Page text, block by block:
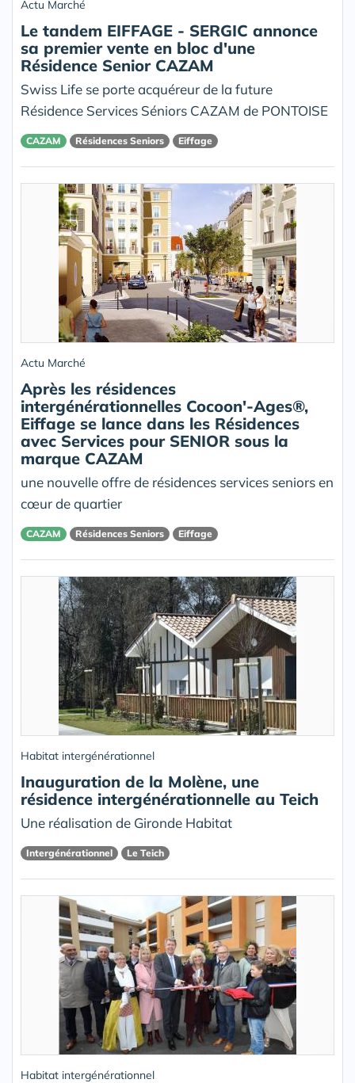
Actu Marché
Le tandem EIFFAGE - SERGIC annonce
sa premier vente en bloc d'une
Résidence Senior CAZAM
Swiss Life se porte acquéreur de la future
Résidence Services Séniors CAZAM de PONTOISE
CAZAM Résidences Seniors Eiffage
Actu Marché
Après les résidences
intergénérationnelles Cocoon'-Ages®,
Eiffage se lance dans les Résidences
avec Services pour SENIOR sous la
marque CAZAM
une nouvelle offre de résidences services seniors en
cœur de quartier
CAZAM Résidences Seniors Eiffage
Habitat intergénérationnel
Inauguration de la Molène, une
résidence intergénérationnelle au Teich
Une réalisation de Gironde Habitat
Intergénérationnel Le Teich
Habitat intergénérationnel